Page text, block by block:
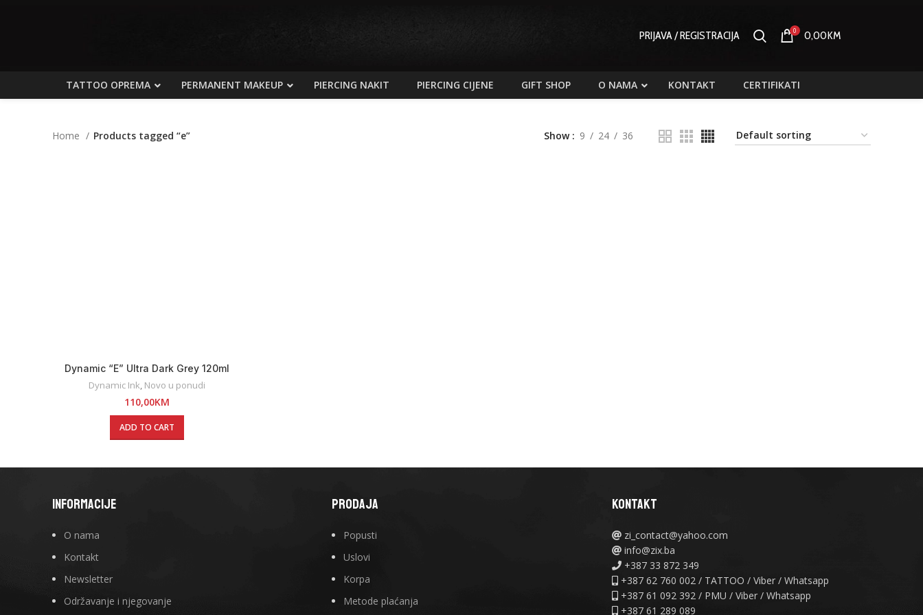
PRIJAVA / REGISTRACIJA 0 0,00KM
TATTOO OPREMA PERMANENT MAKEUP PIERCING NAKIT PIERCING CIJENE GIFT SHOP O NAMA KONTAKT CERTIFIKATI
Home Products tagged “e” Show 9 24 36
Dynamic “E” Ultra Dark Grey 120ml
Dynamic Ink Novo u ponudi
110,00KM
ADD TO CART
INFORMACIJE
O nama
Kontakt
Newsletter
Održavanje i njegovanje
PRODAJA
Popusti
Uslovi
Korpa
Metode plaćanja
KONTAKT
zi_contact@yahoo.com
info@zix.ba
+387 33 872 349
+387 62 760 002 / TATTOO / Viber / Whatsapp
+387 61 092 392 / PMU / Viber / Whatsapp
+387 61 289 089